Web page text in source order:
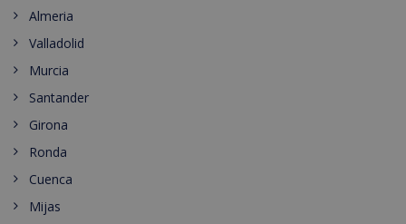
Almeria
Valladolid
Murcia
Santander
Girona
Ronda
Cuenca
Mijas